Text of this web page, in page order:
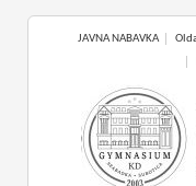
JAVNA NABAVKA